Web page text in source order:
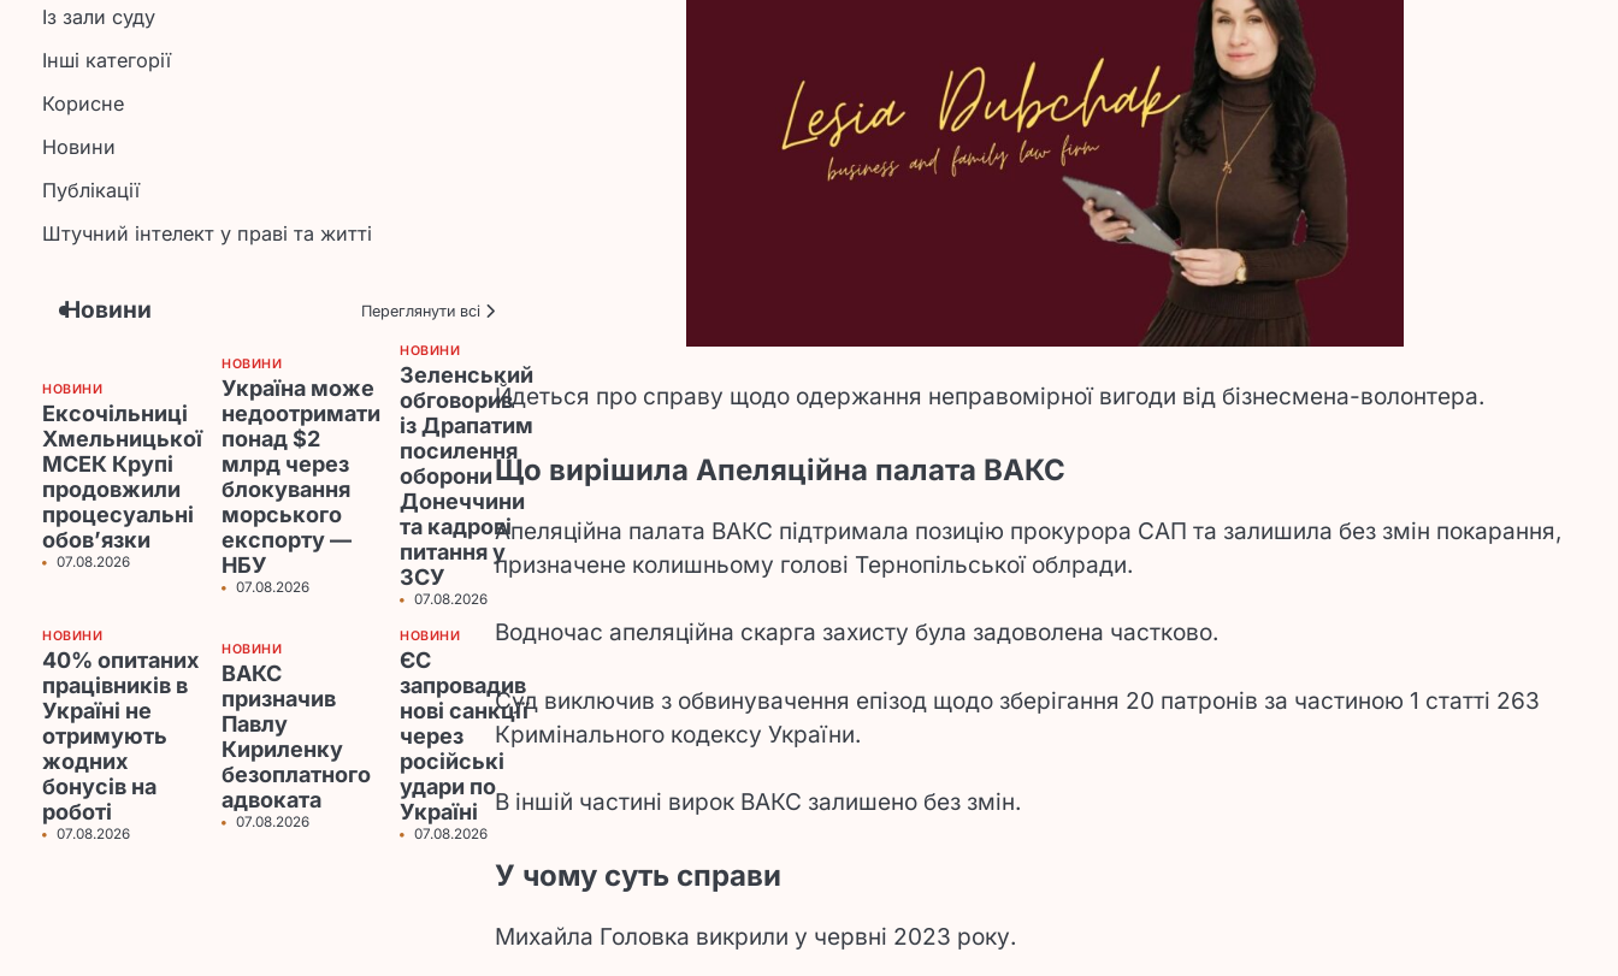
Йдеться про справу щодо одержання неправомірної вигоди від бізнесмена-волонтера.
Що вирішила Апеляційна палата ВАКС
Апеляційна палата ВАКС підтримала позицію прокурора САП та залишила без змін покарання,
призначене колишньому голові Тернопільської облради.
Водночас апеляційна скарга захисту була задоволена частково.
Суд виключив з обвинувачення епізод щодо зберігання 20 патронів за частиною 1 статті 263
Кримінального кодексу України.
В іншій частині вирок ВАКС залишено без змін.
У чому суть справи
Михайла Головка викрили у червні 2023 року.
Із зали суду
Інші категорії
Корисне
Новини
Публікації
Штучний інтелект у праві та житті
Новини Переглянути всі
НОВИНИ
Ексочільниці
Хмельницької
МСЕК Крупі
продовжили
процесуальні
обов’язки
07.08.2026
НОВИНИ
Україна може
недоотримати
понад $2
млрд через
блокування
морського
експорту —
НБУ
07.08.2026
НОВИНИ
Зеленський
обговорив
із Драпатим
посилення
оборони
Донеччини
та кадрові
питання у
ЗСУ
07.08.2026
НОВИНИ
40% опитаних
працівників в
Україні не
отримують
жодних
бонусів на
роботі
07.08.2026
НОВИНИ
ВАКС
призначив
Павлу
Кириленку
безоплатного
адвоката
07.08.2026
НОВИНИ
ЄС
запровадив
нові санкції
через
російські
удари по
Україні
07.08.2026